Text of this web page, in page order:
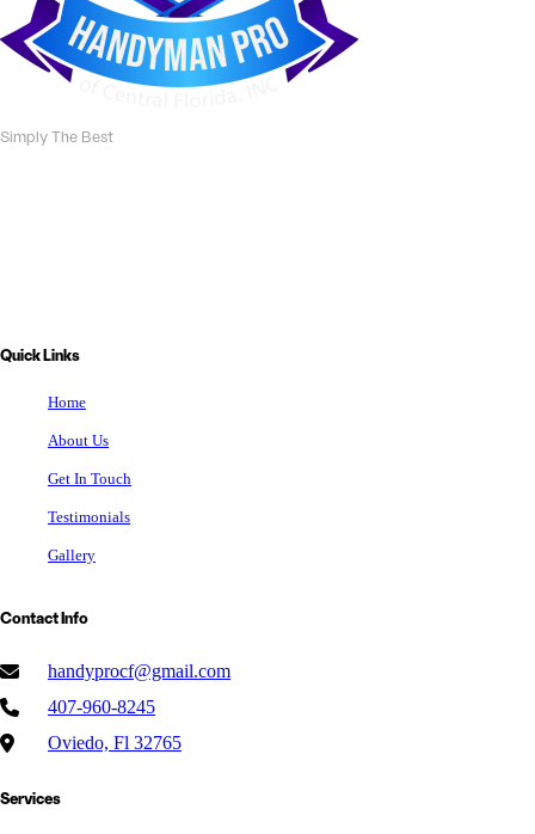
Simply The Best
Quick Links
Home
About Us
Get In Touch
Testimonials
Gallery
Contact Info
handyprocf@gmail.com
407-960-8245
Oviedo, Fl 32765
Services